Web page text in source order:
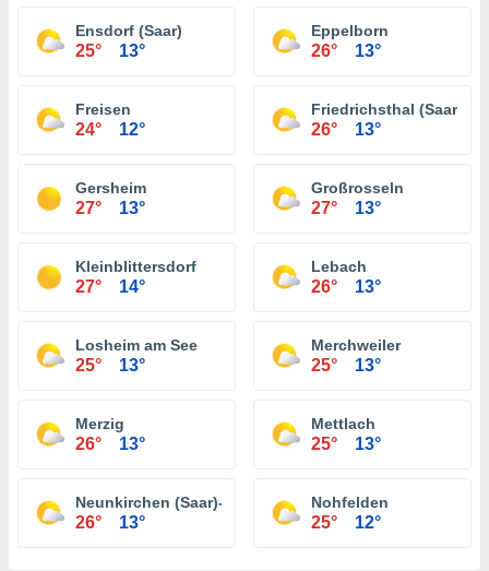
Ensdorf (Saar)
25° 13°
Eppelborn
26° 13°
Freisen
24° 12°
Friedrichsthal (Saar)
26° 13°
Gersheim
27° 13°
Großrosseln
27° 13°
Kleinblittersdorf
27° 14°
Lebach
26° 13°
Losheim am See
25° 13°
Merchweiler
25° 13°
Merzig
26° 13°
Mettlach
25° 13°
Neunkirchen (Saar)-Wellesweiler
26° 13°
Nohfelden
25° 12°